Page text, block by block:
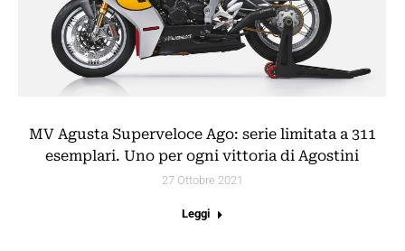
MV Agusta Superveloce Ago: serie limitata a 311
esemplari. Uno per ogni vittoria di Agostini
27 Ottobre 2021
Leggi